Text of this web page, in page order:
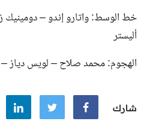
خط الوسط: واتارو إندو –
أليستر
الهجوم: محمد صلاح – لويس دياز –
شارك